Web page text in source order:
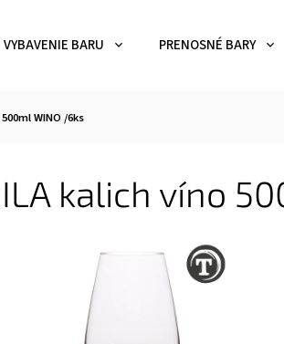
VYBAVENIE BARU PRENOSNÉ BARY
WINO /6ks
kalich víno